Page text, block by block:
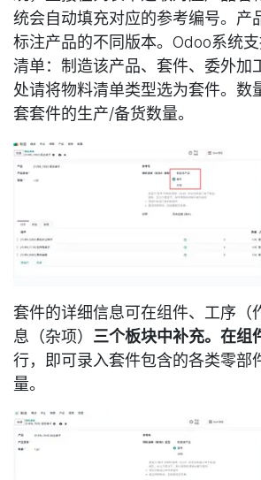
统会自动填充对应的参考编号。 产
标注产品的不同版本。Odoo系统
清单： 制造该产品、 套件、 委外加
处请将物料清单类型选为套件。 数
套套件的生产/备货数量。
套件的详细信息可在组件、 工序（
息（杂项） 三个板块中补充。在组
行，即可录入套件包含的各类零部
量。